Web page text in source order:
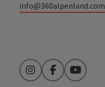
info@360alpenland.com
InstagramFacebookYouTube